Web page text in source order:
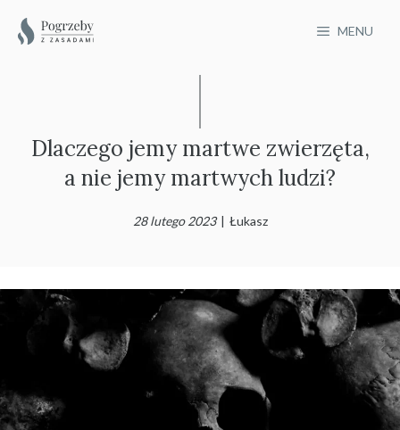
MENU
Dlaczego jemy martwe zwierzęta,
a nie jemy martwych ludzi?
28 lutego 2023 | Łukasz